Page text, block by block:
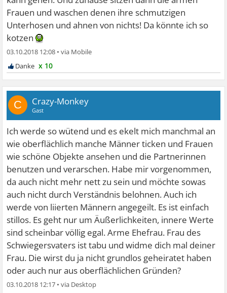
Frauen und waschen denen ihre schmutzigen
Unterhosen und ahnen von nichts! Da könnte ich so
kotzen
03.10.2018 12:08 •
x 10
C Crazy-Monkey
Gast
Ich werde so wütend und es ekelt mich manchmal an
wie oberflächlich manche Männer ticken und Frauen
wie schöne Objekte ansehen und die Partnerinnen
benutzen und verarschen. Habe mir vorgenommen,
da auch nicht mehr nett zu sein und möchte sowas
auch nicht durch Verständnis belohnen. Auch ich
werde von liierten Männern angegeilt. Es ist einfach
stillos. Es geht nur um Äußerlichkeiten, innere Werte
sind scheinbar völlig egal. Arme Ehefrau. Frau des
Schwiegersvaters ist tabu und widme dich mal deiner
Frau. Die wirst du ja nicht grundlos geheiratet haben
oder auch nur aus oberflächlichen Gründen?
03.10.2018 12:17 •